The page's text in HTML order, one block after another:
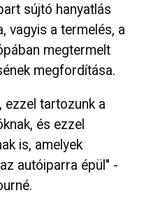
sújtó hanyatlás
vagyis a termelés, a
megtermelt
megfordítása.
ezzel tartozunk a
és ezzel
is, amelyek
autóiparra épül" -